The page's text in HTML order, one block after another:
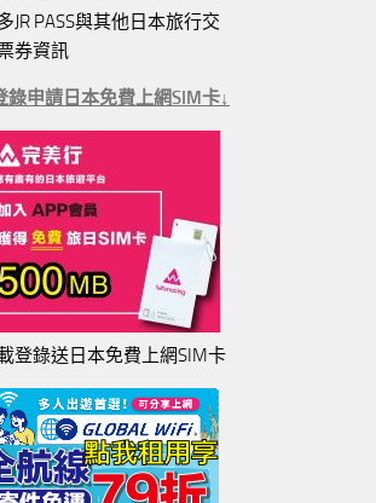
JR PASS與其他日本旅行交
券資訊
錄申請日本免費上網SIM卡↓
登錄送日本免費上網SIM卡